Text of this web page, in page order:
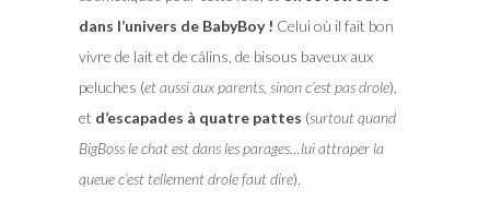
dans l’univers de BabyBoy ! Celui où il fait bon
vivre de lait et de câlins, de bisous baveux aux
peluches (et aussi aux parents, sinon c’est pas drole),
et d’escapades à quatre pattes (surtout quand
BigBoss le chat est dans les parages…lui attraper la
queue c’est tellement drole faut dire).